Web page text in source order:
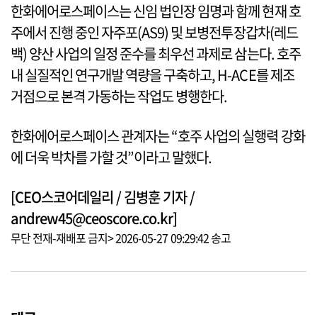
한화에어로스페이스는 신임 법인장 임명과 함께 현재 호
주에서 진행 중인 자주포(AS9) 및 보병전투장갑차(레드
백) 양산 사업의 일정 준수를 최우선 과제로 삼는다. 호주
내 실질적인 연구개발 역량을 구축하고, H-ACE를 제조
거점으로 본격 가동하는 작업도 병행한다.
한화에어로스페이스 관계자는 “호주 사업의 실행력 강화
에 더욱 박차를 가할 것”이라고 말했다.
[CEO스코어데일리 / 김병훈 기자 /
andrew45@ceoscore.co.kr]
무단 전재-재배포 금지> 2026-05-27 09:29:42 송고